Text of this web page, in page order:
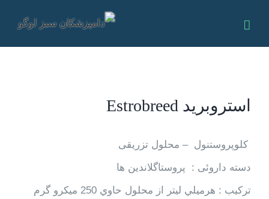
استروبريد Estrobreed
كلوپروستنول – محلول تزریقی
دسته داروئی : پروستاگلاندين ها
تركيب : هرميلي ليتر از محلول حاوي 250 ميكرو گرم